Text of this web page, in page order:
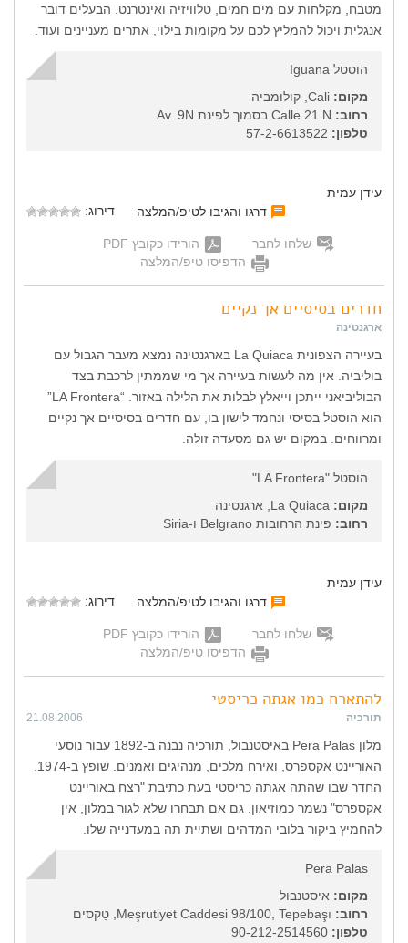
מטבח, מקלחות עם מים חמים, טלוויזיה ואינטרנט. הבעלים דובר
אנגלית ויכול להמליץ לכם על מקומות בילוי, אתרים מעניינים ועוד.
הוסטל Iguana
מקום:
רחוב:
טלפון:
עידן עמית
דרגו והגיבו לטיפ/המלצה
דירוג:
שלחו לחבר
הורידו כקובץ PDF
הדפיסו טיפ/המלצה
חדרים בסיסיים אך נקיים
ארגנטינה
בעיירה הצפונית La Quiaca בארגנטינה נמצא מעבר הגבול עם
בוליביה. אין מה לעשות בעיירה אך מי שממתין לרכבת בצד
הבוליביאני ייתכן וייאלץ לבלות את הלילה באזור. “LA Frontera”
הוא הוסטל בסיסי ונחמד לישון בו, עם חדרים בסיסיים אך נקיים
ומרווחים. במקום יש גם מסעדה זולה.
הוסטל "LA Frontera"
מקום:
רחוב: פינת הרחובות Belgrano ו-Siria
עידן עמית
דרגו והגיבו לטיפ/המלצה
דירוג:
שלחו לחבר
הורידו כקובץ PDF
הדפיסו טיפ/המלצה
להתארח כמו אגתה כריסטי
תורכיה 21.08.2006
מלון Pera Palas באיסטנבול, תורכיה נבנה ב-1892 עבור נוסעי
החדר שבו שהתה אגתה כריסטי בעת כתיבת "רצח באוריינט
אקספרס" נשמר כמוזיאון. גם אם תבחרו שלא לגור במלון, אין
להחמיץ ביקור בלובי המדהים ושתיית תה במעדנייה שלו.
Pera Palas
מקום: איסטנבול
רחוב:
טלפון: